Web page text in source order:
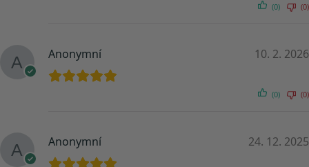
(0) (0)
Anonymní 10. 2. 2026
(0) (0)
Anonymní 24. 12. 2025